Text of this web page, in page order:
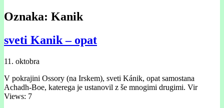
Oznaka: Kanik
sveti Kanik – opat
11. oktobra
V pokrajini Ossory (na Irskem), sveti Kánik, opat samostana
Achadh-Boe, katerega je ustanovil z še mnogimi drugimi. Vir
Views: 7